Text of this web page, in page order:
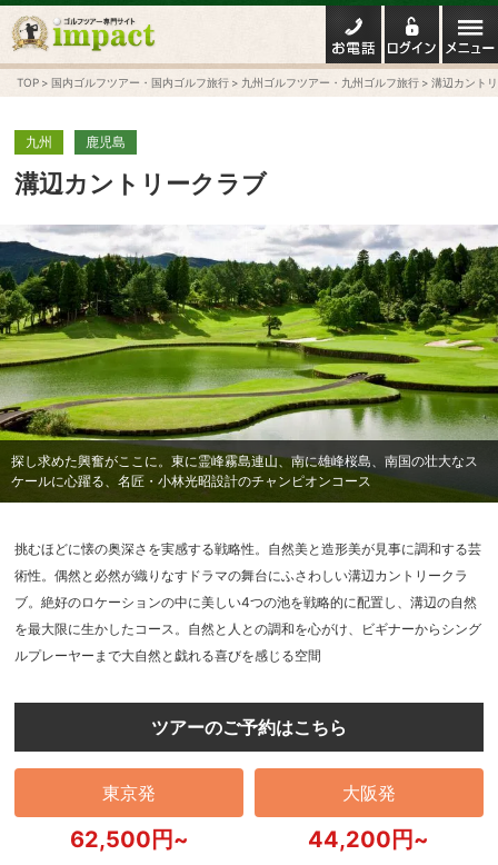
TOP 国内ゴルフツアー・国内ゴルフ旅行 九州ゴルフツアー・九州ゴルフ旅行 溝辺カント
九州 鹿児島
溝辺カントリークラブ
探し求めた興奮がここに。東に霊峰霧島連山、南に雄峰桜島、南国の壮大なス
ケールに心躍る、名匠・小林光昭設計のチャンピオンコース
挑むほどに懐の奥深さを実感する戦略性。自然美と造形美が見事に調和する芸
術性。偶然と必然が織りなすドラマの舞台にふさわしい溝辺カントリークラ
ブ。絶好のロケーションの中に美しい4つの池を戦略的に配置し、溝辺の自然
を最大限に生かしたコース。自然と人との調和を心がけ、ビギナーからシング
ルプレーヤーまで大自然と戯れる喜びを感じる空間
ツアーのご予約はこちら
東京発
62,500円~
大阪発
44,200円~